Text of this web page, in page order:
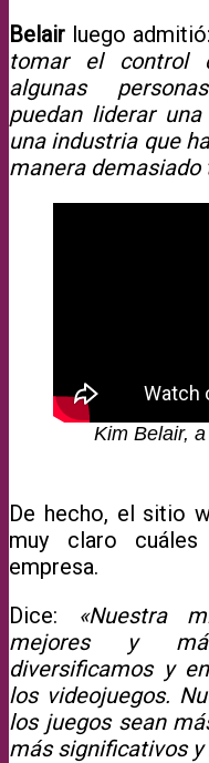
Belair luego admitió:
tomar el control
algunas
puedan liderar
una industria que
manera demasiado
Kim Belair,
De hecho, el sitio
muy claro
empresa.
Dice: «Nuestra
mejores y
diversificamos y
los videojuegos.
los juegos sean
más significativos